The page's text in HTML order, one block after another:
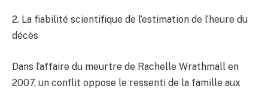
2. La fiabilité scientifique de l’estimation de l’heure du
décès
Dans l’affaire du meurtre de Rachelle Wrathmall en
2007, un conflit oppose le ressenti de la famille aux